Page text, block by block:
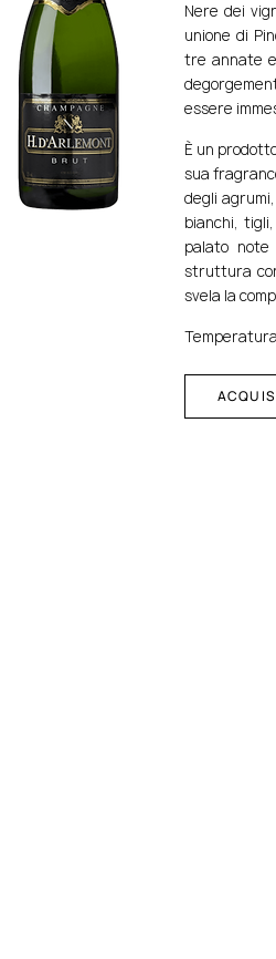
Nere dei
unione di
tre annate
essere
È un
sua
degli
bianchi,
palato note
struttura
svela la